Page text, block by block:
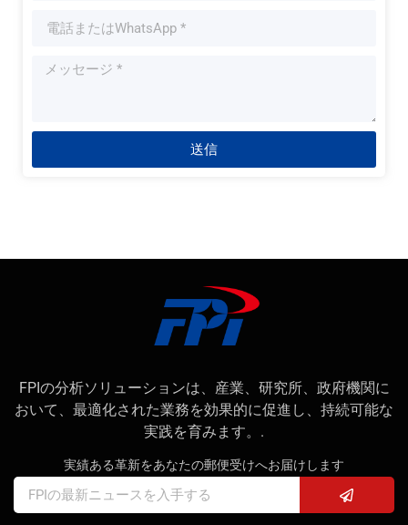
送信
FPIの分析ソリューションは、産業、研究所、政府機関に
おいて、最適化された業務を効果的に促進し、持続可能な
実践を育みます。.
実績ある革新をあなたの郵便受けへお届けします